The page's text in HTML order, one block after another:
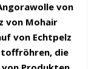
von
von Mohair
von Echtpelz
die